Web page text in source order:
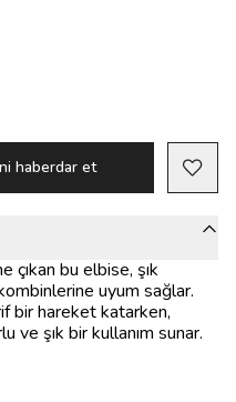
haberdar et
çıkan bu elbise, şık
uyum sağlar.
bir hareket katarken,
ve şık bir kullanım sunar.